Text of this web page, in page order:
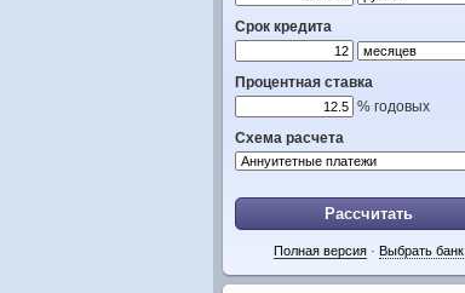
Срок кредита
Процентная ставка
% годовых
Схема расчета
Рассчитать
Полная версия· Выбрать банк